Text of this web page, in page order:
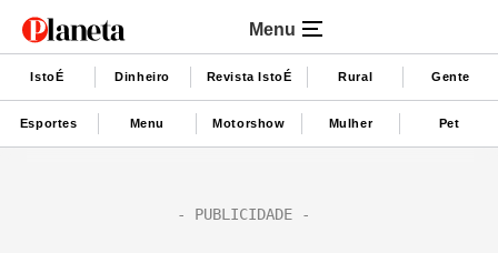
Menu
IstoÉ Dinheiro Revista IstoÉ Rural Gente
Esportes Menu Motorshow Mulher Pet